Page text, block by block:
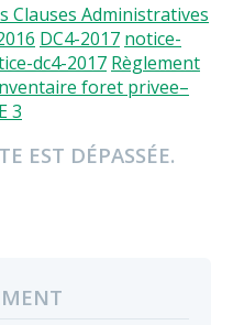
Clauses Administratives
DC4-2017 notice-
dc4-2017 Règlement
foret privee–
3
EST DÉPASSÉE.